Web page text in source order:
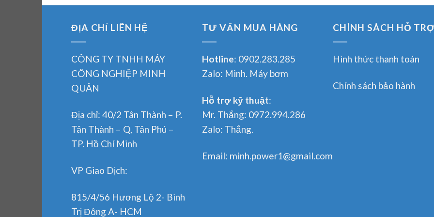
ĐỊA CHỈ LIÊN HỆ
CÔNG TY TNHH MÁY
CÔNG NGHIỆP MINH
QUÂN
Địa chỉ: 40/2 Tân Thành – P.
Tân Thành – Q, Tân Phú –
TP. Hồ Chí Minh
VP Giao Dịch:
815/4/56 Hương Lộ 2- Bình
Trị Đông A- HCM
TƯ VẤN MUA HÀNG
Hotline: 0902.283.285
Zalo: Minh. Máy bơm
Hỗ trợ kỹ thuật:
Mr. Thắng: 0972.994.286
Zalo: Thắng.
Email: minh.power1@gmail.com
CHÍNH SÁCH HỖ
Hình thức thanh toán
Chính sách bảo hành